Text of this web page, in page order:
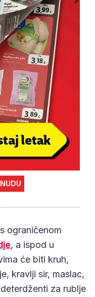
ograničenom
, a ispod u
će biti kruh,
kravlji sir, maslac,
za rublje